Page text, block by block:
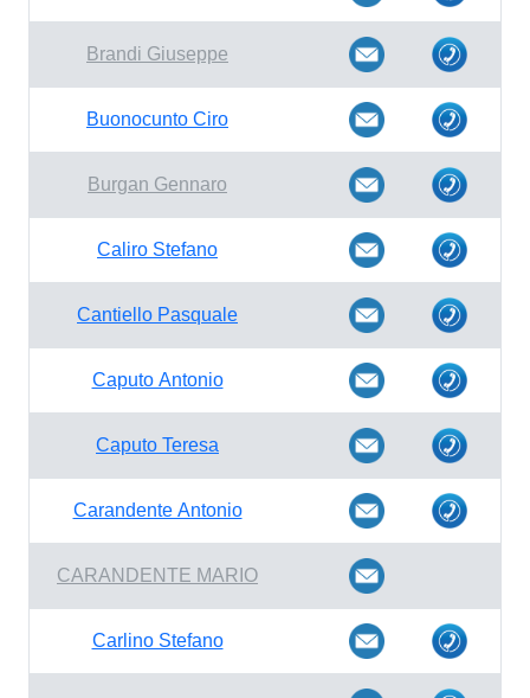
Brandi Giuseppe
Buonocunto Ciro
Burgan Gennaro
Caliro Stefano
Cantiello Pasquale
Caputo Antonio
Caputo Teresa
Carandente Antonio
CARANDENTE MARIO
Carlino Stefano